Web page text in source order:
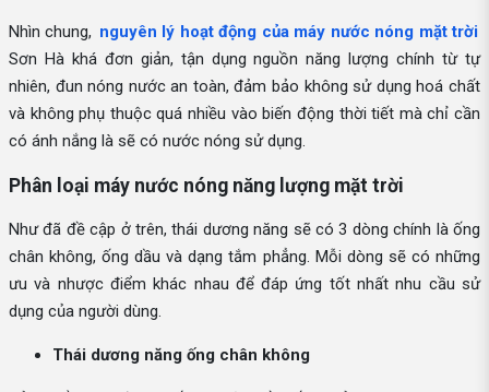
Nhìn chung, nguyên lý hoạt động của máy nước nóng mặt trời
Sơn Hà khá đơn giản, tận dụng nguồn năng lượng chính từ tự
nhiên, đun nóng nước an toàn, đảm bảo không sử dụng hoá chất
và không phụ thuộc quá nhiều vào biến động thời tiết mà chỉ cần
có ánh nắng là sẽ có nước nóng sử dụng.
Phân loại máy nước nóng năng lượng mặt trời
Như đã đề cập ở trên, thái dương năng sẽ có 3 dòng chính là ống
chân không, ống dầu và dạng tắm phẳng. Mỗi dòng sẽ có những
ưu và nhược điểm khác nhau để đáp ứng tốt nhất nhu cầu sử
dụng của người dùng.
Thái dương năng ống chân không